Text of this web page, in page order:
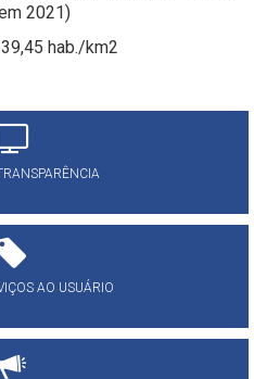
2021)
hab./km2
AO USUÁRIO